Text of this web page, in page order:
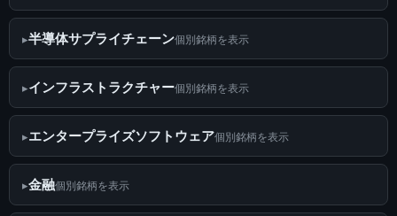
半導体サプライチェーン個別銘柄を表示
インフラストラクチャー個別銘柄を表示
エンタープライズソフトウェア個別銘柄を表示
金融個別銘柄を表示